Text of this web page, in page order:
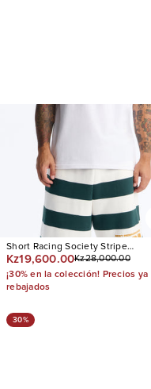
Short Racing Society Stripe
Sweat
Kz19,600.00Kz28,000.00
¡30% en la colección! Precios ya
rebajados
30%